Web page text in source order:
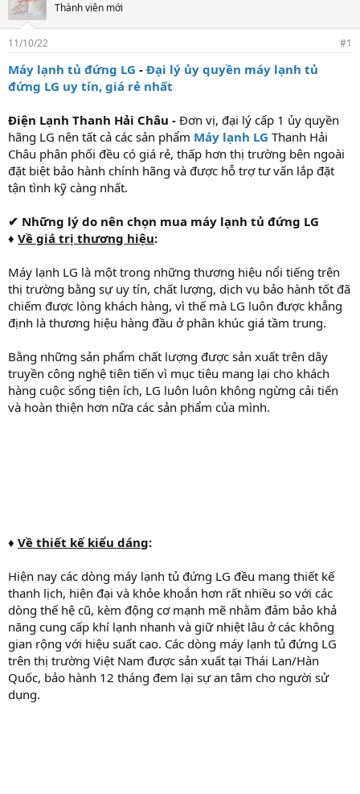
Thành viên mới
11/10/22 #1
Máy lạnh tủ đứng LG - Đại lý ủy quyền máy lạnh tủ
đứng LG uy tín, giá rẻ nhất
Điện Lạnh Thanh Hải Châu - Đơn vị, đại lý cấp 1 ủy quyền
hãng LG nên tất cả các sản phẩm Máy lạnh LG Thanh Hải
Châu phân phối đều có giá rẻ, thấp hơn thị trường bên ngoài
đặt biệt bảo hành chính hãng và được hỗ trợ tư vấn lắp đặt
tận tình kỹ càng nhất.
✔ Những lý do nên chọn mua máy lạnh tủ đứng LG
♦ Về giá trị thương hiệu:
Máy lạnh LG là một trong những thương hiệu nổi tiếng trên
thị trường bằng sự uy tín, chất lượng, dịch vụ bảo hành tốt đã
chiếm được lòng khách hàng, vì thế mà LG luôn được khẳng
định là thương hiệu hàng đầu ở phân khúc giá tầm trung.
Bằng những sản phẩm chất lượng được sản xuất trên dây
truyền công nghệ tiên tiến vì mục tiêu mang lại cho khách
hàng cuộc sống tiện ích, LG luôn luôn không ngừng cải tiến
và hoàn thiện hơn nữa các sản phẩm của mình.
♦ Về thiết kế kiểu dáng:
Hiện nay các dòng máy lạnh tủ đứng LG đều mang thiết kế
thanh lịch, hiện đại và khỏe khoắn hơn rất nhiều so với các
dòng thế hệ cũ, kèm động cơ mạnh mẽ nhằm đảm bảo khả
năng cung cấp khí lạnh nhanh và giữ nhiệt lâu ở các không
gian rộng với hiệu suất cao. Các dòng máy lạnh tủ đứng LG
trên thị trường Việt Nam được sản xuất tại Thái Lan/Hàn
Quốc, bảo hành 12 tháng đem lại sự an tâm cho người sử
dụng.